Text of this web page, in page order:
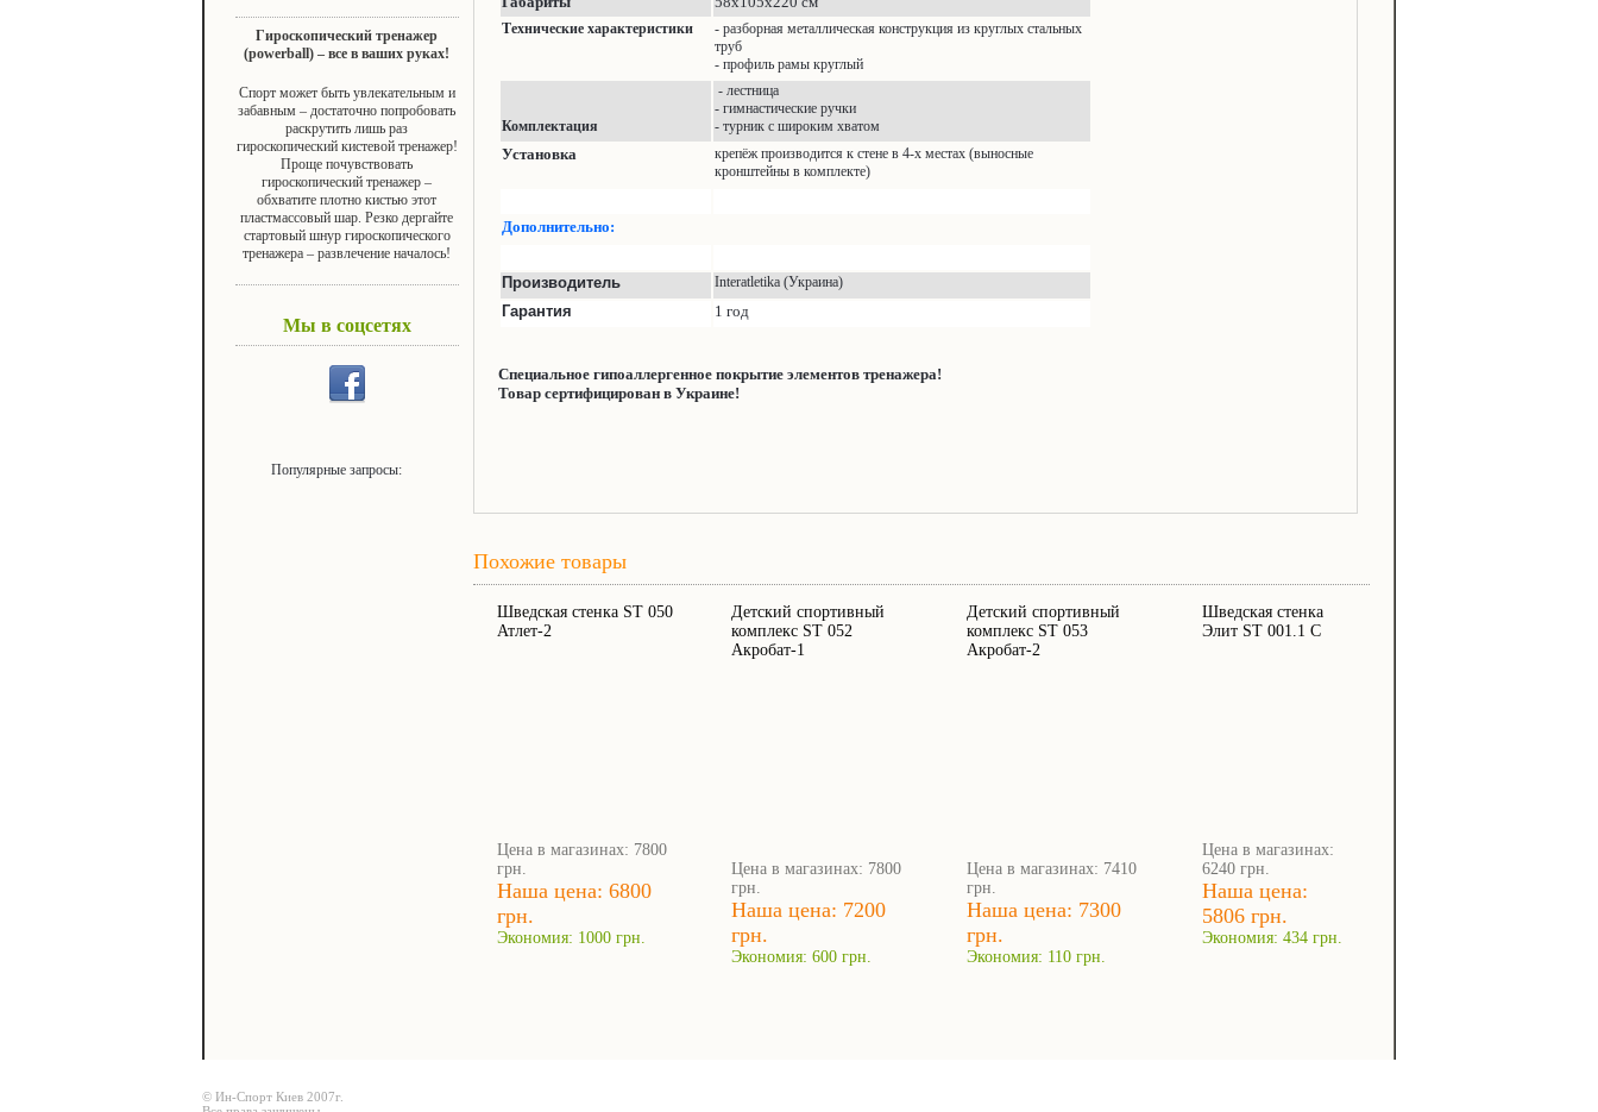
Гироскопический тренажер
(powerball) – все в ваших руках!
Спорт может быть увлекательным и
забавным – достаточно попробовать
раскрутить лишь раз
гироскопический кистевой тренажер!
Проще почувствовать
гироскопический тренажер –
обхватите плотно кистью этот
пластмассовый шар. Резко дергайте
стартовый шнур гироскопического
тренажера – развлечение началось!
Мы в соцсетях
Популярные запросы:
Технические характеристики
- разборная металлическая конструкция из круглых стальных
труб
- профиль рамы круглый
Комплектация
- лестница
- гимнастические ручки
- турник с широким хватом
Установка
крепёж производится к стене в 4-х местах (выносные
кронштейны в комплекте)
Дополнительно:
Производитель Interatletika (Украина)
Гарантия 1 год
Специальное гипоаллергенное покрытие элементов тренажера!
Товар сертифицирован в Украине!
Похожие товары
Шведская стенка ST 050
Атлет-2
Цена в магазинах: 7800
грн.
Наша цена: 6800
грн.
Экономия: 1000 грн.
Детский спортивный
комплекс ST 052
Акробат-1
Цена в магазинах: 7800
грн.
Наша цена: 7200
грн.
Экономия: 600 грн.
Детский спортивный
комплекс ST 053
Акробат-2
Цена в магазинах: 7410
грн.
Наша цена: 7300
грн.
Экономия: 110 грн.
Шведская стенка
Элит ST 001.1 C
Цена в магазинах:
6240 грн.
Наша цена:
5806 грн.
Экономия: 434 грн.
© Ин-Спорт Киев 2007г.